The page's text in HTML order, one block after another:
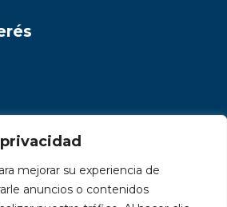
mejorar su experiencia de
anuncios o contenidos